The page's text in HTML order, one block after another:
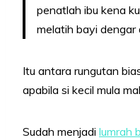
penatlah ibu kena
melatih bayi dengar
Itu antara rungutan
apabila si kecil mula
Sudah menjadi lumrah